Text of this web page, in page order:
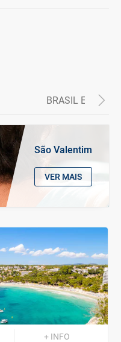
BRASIL E CABO
São Valentim
VER MAIS
+ INFO